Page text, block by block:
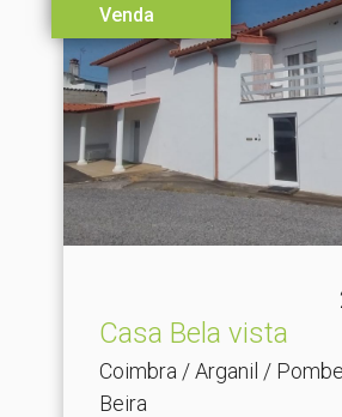
Venda
Casa Bela vista
Coimbra / Arganil /
Beira